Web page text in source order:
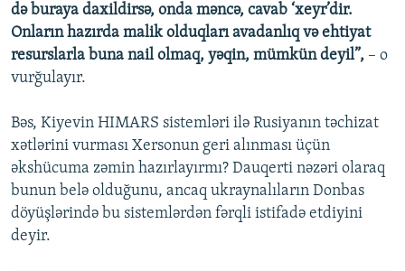
də buraya daxildirsə, onda məncə, cavab ‘xeyr’dir.
Onların hazırda malik olduqları avadanlıq və ehtiyat
resurslarla buna nail olmaq, yəqin, mümkün deyil”, – o
vurğulayır.
Bəs, Kiyevin HIMARS sistemləri ilə Rusiyanın təchizat
xətlərini vurması Xersonun geri alınması üçün
əkshücuma zəmin hazırlayırmı? Dauqerti nəzəri olaraq
bunun belə olduğunu, ancaq ukraynalıların Donbas
döyüşlərində bu sistemlərdən fərqli istifadə etdiyini
deyir.